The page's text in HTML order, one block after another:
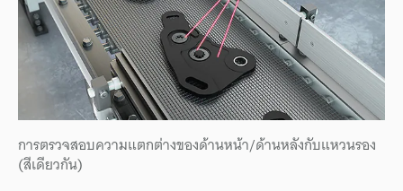
การตรวจสอบความแตกต่างของด้านหน้า/ด้านหลังกับแหวนรอง
(สีเดียวกัน)